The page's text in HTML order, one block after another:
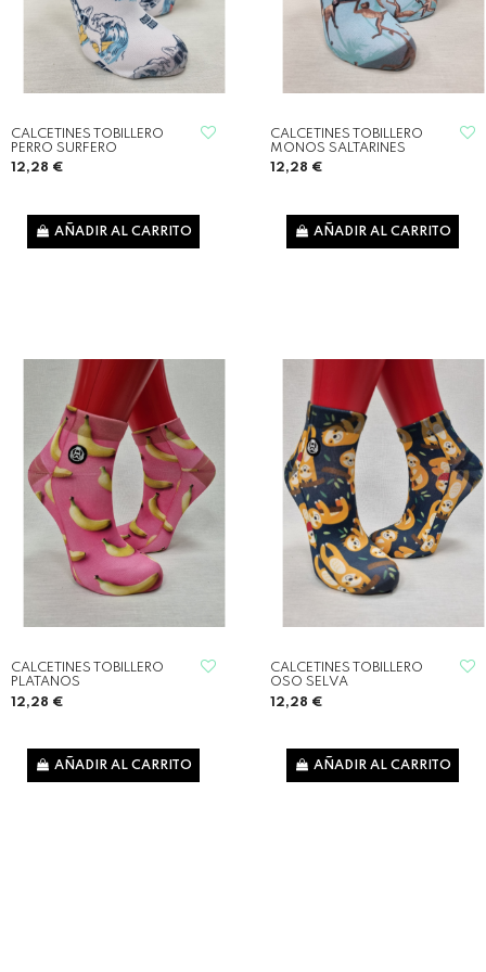
CALCETINES TOBILLERO
PERRO SURFERO
12,28 €
AÑADIR AL CARRITO
CALCETINES TOBILLERO
MONOS SALTARINES
12,28 €
AÑADIR AL CARRITO
CALCETINES TOBILLERO
PLATANOS
12,28 €
AÑADIR AL CARRITO
CALCETINES TOBILLERO
OSO SELVA
12,28 €
AÑADIR AL CARRITO